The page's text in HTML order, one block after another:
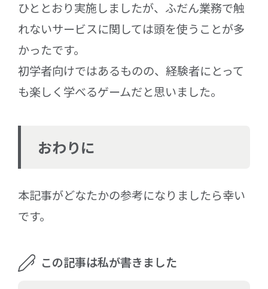
ひととおり実施しましたが、ふだん業務で触
れないサービスに関しては頭を使うことが多
かったです。
初学者向けではあるものの、経験者にとって
も楽しく学べるゲームだと思いました。
おわりに
本記事がどなたかの参考になりましたら幸い
です。
この記事は私が書きました